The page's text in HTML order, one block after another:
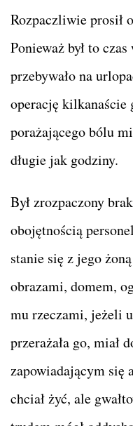
Rozpaczliwie prosił
Ponieważ był to
przebywało na
operację kilkanaście
porażającego bólu
długie jak godziny.
Był zrozpaczony
obojętnością
stanie się z jego
obrazami, domem,
mu rzeczami, jeżeli
przerażała go, miał
zapowiadającym się
chciał żyć, ale